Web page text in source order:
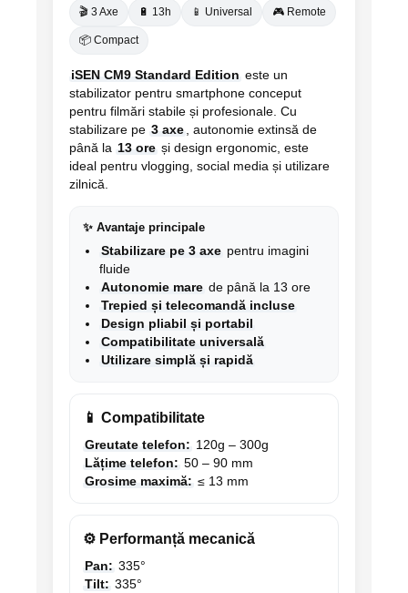
🎬 3 Axe 🔋 13h 📱 Universal 🎮 Remote
📦 Compact
iSEN CM9 Standard Edition este un
stabilizator pentru smartphone conceput
pentru filmări stabile și profesionale. Cu
stabilizare pe 3 axe
, autonomie extinsă de
până la 13 ore și design ergonomic, este
ideal pentru vlogging, social media și utilizare
zilnică.
✨ Avantaje principale
Stabilizare pe 3 axe pentru imagini
fluide
Autonomie mare de până la 13 ore
Trepied și telecomandă incluse
Design pliabil și portabil
Compatibilitate universală
Utilizare simplă și rapidă
📱 Compatibilitate
Greutate telefon: 120g – 300g
Lățime telefon: 50 – 90 mm
Grosime maximă: ≤ 13 mm
⚙️ Performanță mecanică
Pan: 335°
Tilt: 335°